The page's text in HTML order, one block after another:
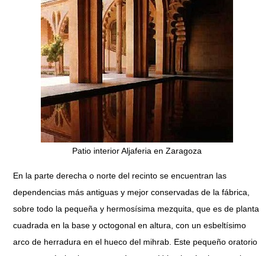
Patio interior Aljaferia en Zaragoza
En la parte derecha o norte del recinto se encuentran las
dependencias más antiguas y mejor conservadas de la fábrica,
sobre todo la pequeña y hermosísima mezquita, que es de planta
cuadrada en la base y octogonal en altura, con un esbeltísimo
arco de herradura en el hueco del mihrab. Este pequeño oratorio